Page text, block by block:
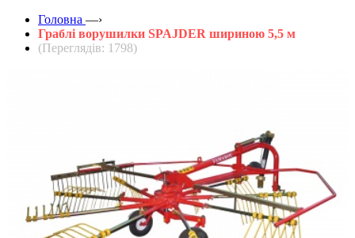
Головна —›
Граблі ворушилки SPAJDER шириною 5,5 м
(Переглядів: 1798)